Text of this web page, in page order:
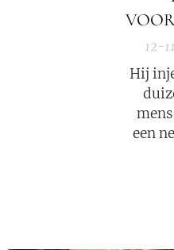
12-
Hij
een